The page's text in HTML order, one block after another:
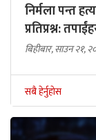
निर्मला पन्त
प्रतिप्रश्न:
बिहीबार, साउन २१,
सबै हेर्नुहोस